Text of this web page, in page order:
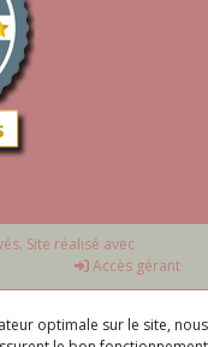
Site réalisé avec
Accès gérant
optimale sur le site, nous